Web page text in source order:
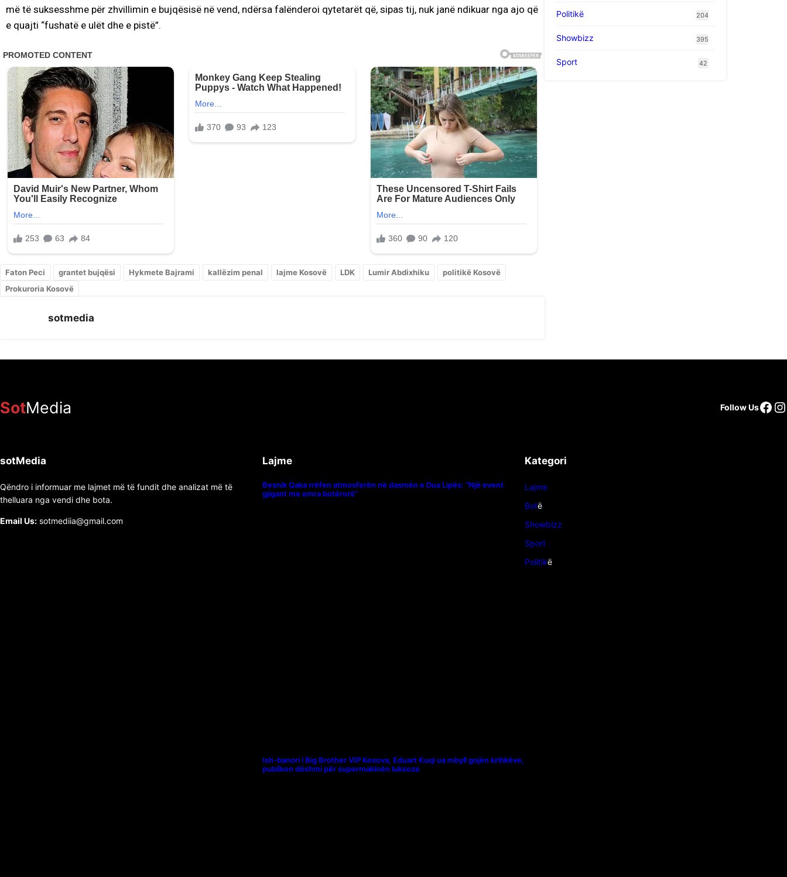
më të suksesshme për zhvillimin e bujqësisë në vend, ndërsa falënderoi qytetarët që, sipas tij, nuk janë ndikuar nga ajo që
e quajti “fushatë e ulët dhe e pistë”.
Faton Peci grantet bujqësi Hykmete Bajrami kallëzim penal lajme Kosovë LDK Lumir Abdixhiku
politikë Kosovë
Prokuroria Kosovë
sotmedia
Politikë 204
Showbizz 395
Sport 42
SotMedia Follow Us
sotMedia
Qëndro i informuar me lajmet më të fundit dhe analizat më të
thelluara nga vendi dhe bota.
Email Us: sotmediia@gmail.com
Lajme
Besnik Qaka rrëfen atmosferën në dasmën e Dua Lipës: “Një event
gjigant me emra botërorë”
Ish-banori i Big Brother VIP Kosova, Eduart Kuqi ua mbyll gojën kritikëve,
publikon dëshmi për supermakinën luksoze
Kategori
Lajme
Botë
Showbizz
Sport
Politikë